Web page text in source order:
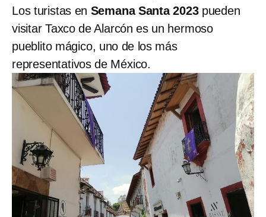
Los turistas en Semana Santa 2023pueden
visitar Taxco de Alarcón es un hermoso
pueblito mágico, uno de los más
representativos de México.